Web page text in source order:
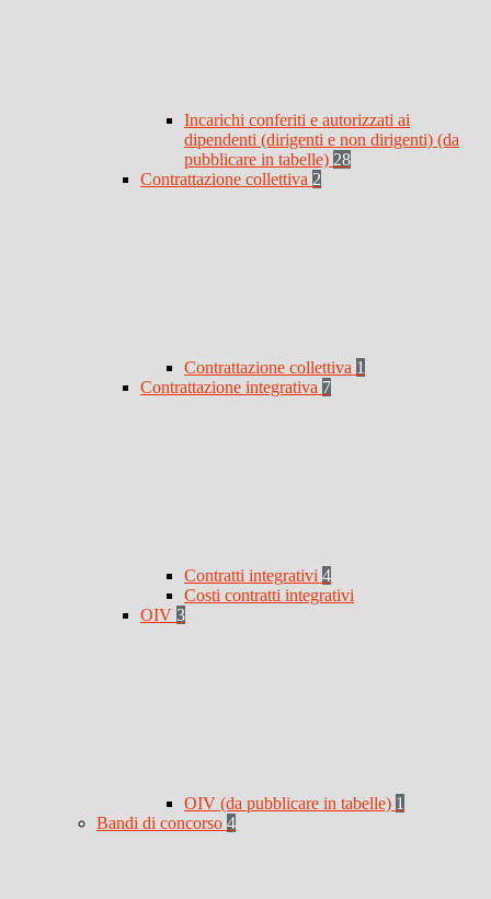
Incarichi conferiti e autorizzati ai
dipendenti (dirigenti e non dirigenti) (da
pubblicare in tabelle) 28
Contrattazione collettiva 2
Contrattazione collettiva 1
Contrattazione integrativa 7
Contratti integrativi 4
Costi contratti integrativi
OIV 3
OIV (da pubblicare in tabelle) 1
Bandi di concorso 4